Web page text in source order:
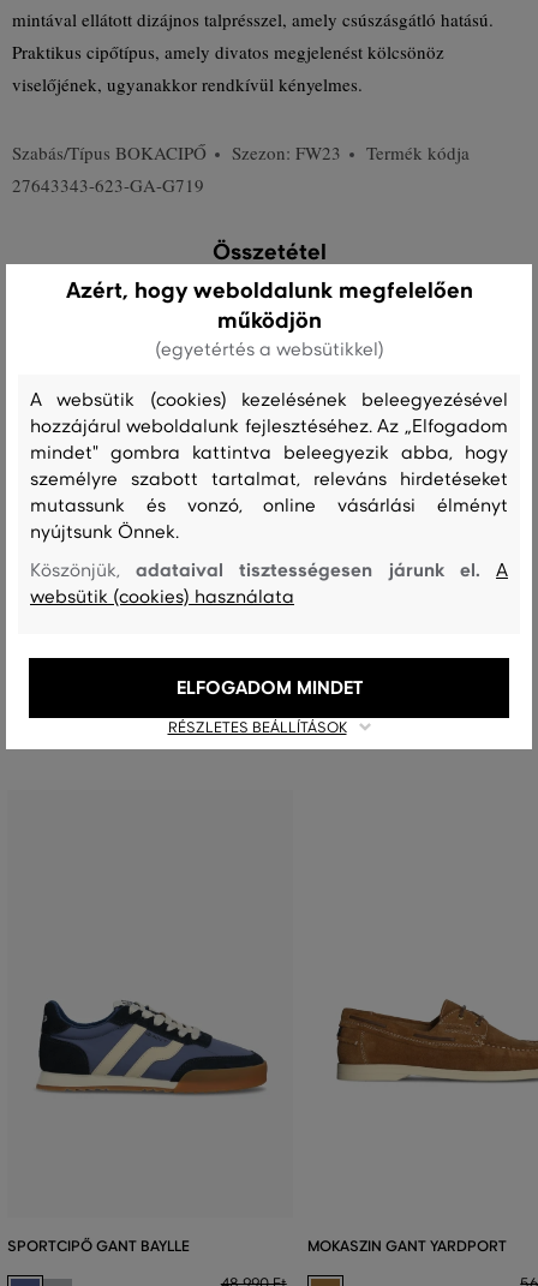
mintával ellátott dizájnos talprésszel, amely csúszásgátló hatású.
Praktikus cipőtípus, amely divatos megjelenést kölcsönöz
viselőjének, ugyanakkor rendkívül kényelmes.
Szabás/Típus BOKACIPŐ Szezon: FW23
Termék kódja
27643343-623-GA-G719
Összetétel
cipő felsőrész
SZEMIS
bélésanyag
TEXTIL
100 %
talpbetét
TEXTIL
100 %
Utcai cipő
SPORTCIPŐ GANT BAYLLE MOKASZIN GANT YARDPORT
Azért, hogy weboldalunk megfelelően
működjön
(egyetértés a websütikkel)
A websütik (cookies) kezelésének beleegyezésével
hozzájárul weboldalunk fejlesztéséhez. Az „Elfogadom
mindet" gombra kattintva beleegyezik abba, hogy
személyre szabott tartalmat, releváns hirdetéseket
mutassunk és vonzó, online vásárlási élményt
nyújtsunk Önnek.
Köszönjük,adataival tisztességesen járunk el.A
websütik (cookies) használata
RÉSZLETES BEÁLLÍTÁSOK
ELFOGADOM MINDET